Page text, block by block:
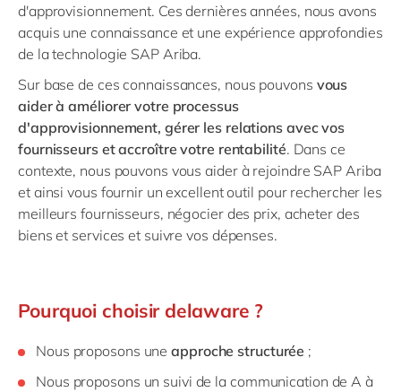
d'approvisionnement. Ces dernières années, nous avons
acquis une connaissance et une expérience approfondies
de la technologie SAP Ariba.
Sur base de ces connaissances, nous pouvons vous
aider à améliorer votre processus
d'approvisionnement, gérer les relations avec vos
fournisseurs et accroître votre rentabilité. Dans ce
contexte, nous pouvons vous aider à rejoindre SAP Ariba
et ainsi vous fournir un excellent outil pour rechercher les
meilleurs fournisseurs, négocier des prix, acheter des
biens et services et suivre vos dépenses.
Pourquoi choisir delaware ?
Nous proposons uneapproche structurée ;
Nous proposons un suivi de la communication de A à